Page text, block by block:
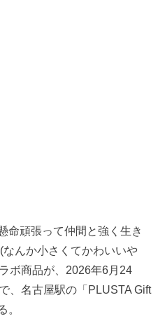
命頑張って仲間と強く生き
んか小さくてかわいいや
ボ商品が、2026年6月24
、名古屋駅の「PLUSTA Gift
。